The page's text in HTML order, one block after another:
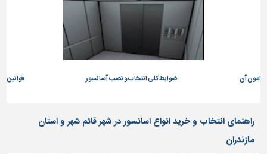
آن ضوابط کلی انتخاب و نصب آسانسور قوانین
راهنمای انتخاب و خرید انواع اسانسور در شهر قائم شهر و استان
مازندران